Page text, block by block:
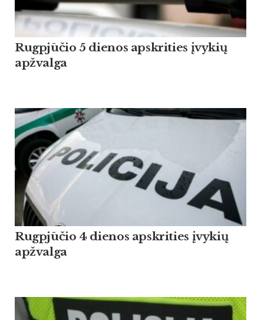
Rugpjūčio 5 dienos apskrities įvykių
apžvalga
Rugpjūčio 4 dienos apskrities įvykių
apžvalga